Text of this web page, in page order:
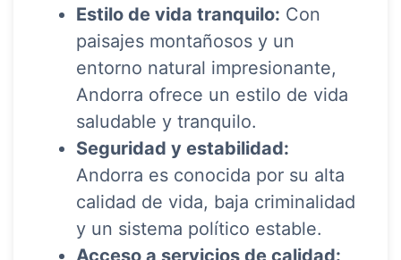
Estilo de vida tranquilo: Con
paisajes montañosos y un
entorno natural impresionante,
Andorra ofrece un estilo de vida
saludable y tranquilo.
Seguridad y estabilidad:
Andorra es conocida por su alta
calidad de vida, baja criminalidad
y un sistema político estable.
Acceso a servicios de calidad: